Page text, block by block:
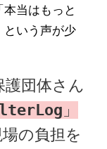
当はもっと
という声が少
団体さん
」
の負担を